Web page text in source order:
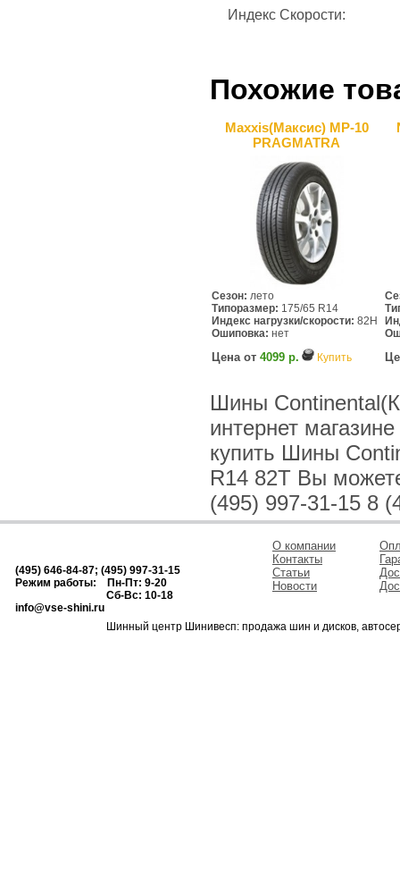
Индекс Скорости:
Похожие
Maxxis(Максис) MP-10
PRAGMATRA
Сезон: лето
Типоразмер: 175/65 R14
Индекс нагрузки/скорости: 82H
Ошиповка: нет
Цена от 4099 р. Купить
Шины
интернет
купить Шины
R14 82T Вы
(495) 997-31-15 8
(495) 646-84-87; (495) 997-31-15
Режим работы: Пн-Пт: 9-20
Сб-Вс: 10-18
info@vse-shini.ru
О компании
Контакты
Статьи
Новости
Шинный центр Шинивесп: продажа шин и дисков,